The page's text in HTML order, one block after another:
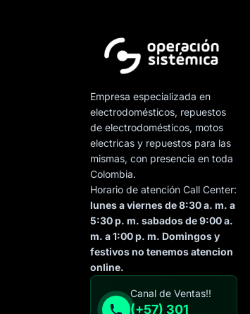
Empresa especializada en
electrodomésticos, repuestos
de electrodomésticos, motos
electricas y repuestos para las
mismas, con presencia en toda
Colombia.
Horario de atención Call Center:
lunes a viernes de 8:30 a. m. a
5:30 p. m. sabados de 9:00 a.
m. a 1:00 p. m. Domingos y
festivos no tenemos atencion
online.
Canal de Ventas!!
(+57) 301
Especialista de operación
sistémica